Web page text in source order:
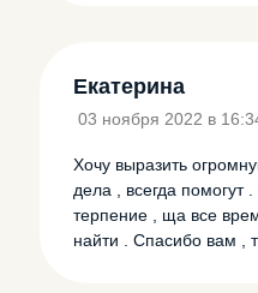
Екатерина
03 ноября 2022 в
Хочу выразить
дела , всегда помогут
терпение , ща все
найти . Спасибо вам ,